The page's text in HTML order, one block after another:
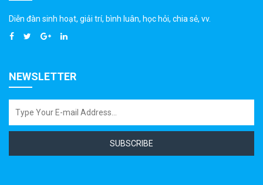
Diễn đàn sinh hoạt, giải trí, bình luân, học hỏi, chia sẻ, vv.
NEWSLETTER
SUBSCRIBE